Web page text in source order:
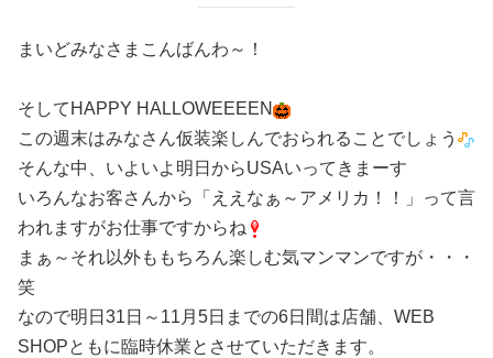
まいどみなさまこんばんわ～！
そしてHAPPY HALLOWEEEEN
この週末はみなさん仮装楽しんでおられることでしょう
そんな中、いよいよ明日からUSAいってきまーす
いろんなお客さんから「ええなぁ～アメリカ！！」って言
われますがお仕事ですからね
まぁ～それ以外ももちろん楽しむ気マンマンですが・・・
笑
なので明日31日～11月5日までの6日間は店舗、WEB
SHOPともに臨時休業とさせていただきます。